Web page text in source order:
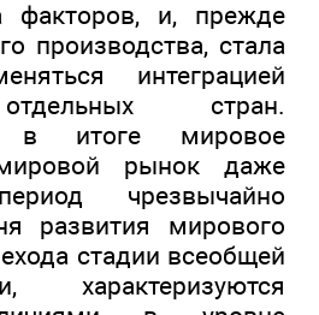
факторов, и, прежде
производства, стала
интеграцией
стран.
в итоге мировое
рынок даже
чрезвычайно
развития мирового
стадии всеобщей
характеризуются